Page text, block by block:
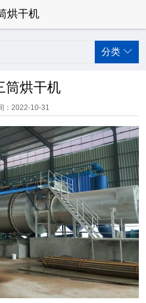
烘干机
分类 
筒烘干机
：2022-10-31